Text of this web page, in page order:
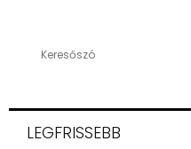
h
LEGFRISSEBB